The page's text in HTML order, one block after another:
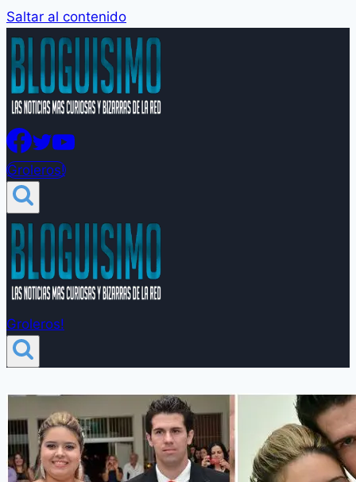
Saltar al contenido
Groleros!
Groleros!